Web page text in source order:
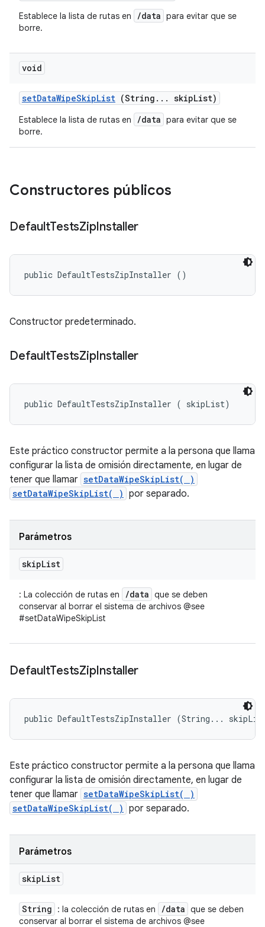
Establece la lista de rutas en /data para evitar que se
borre.
void
setDataWipeSkipList (String . . . skipList)
Establece la lista de rutas en /data para evitar que se
borre.
Constructores públicos
DefaultTestsZipInstaller
public DefaultTestsZipInstaller ()
Constructor predeterminado.
DefaultTestsZipInstaller
public DefaultTestsZipInstaller ( skipList)
Este práctico constructor permite a la persona que llama
configurar la lista de omisión directamente, en lugar de
tener que llamar setDataWipeSkipList( )
setDataWipeSkipList( ) por separado.
Parámetros
skipList
: La colección de rutas en /data que se deben
conservar al borrar el sistema de archivos @see
#setDataWipeSkipList
DefaultTestsZipInstaller
public DefaultTestsZipInstaller (String...
Este práctico constructor permite a la persona que llama
configurar la lista de omisión directamente, en lugar de
tener que llamar setDataWipeSkipList( )
setDataWipeSkipList( ) por separado.
Parámetros
skipList
String : la colección de rutas en /data que se deben
conservar al borrar el sistema de archivos @see